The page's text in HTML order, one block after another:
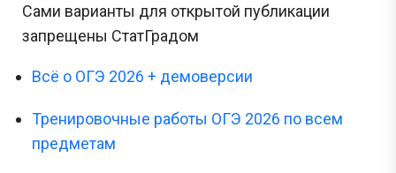
Сами варианты для открытой публикации
запрещены СтатГрадом
Всё о ОГЭ 2026 + демоверсии
Тренировочные работы ОГЭ 2026 по всем
предметам